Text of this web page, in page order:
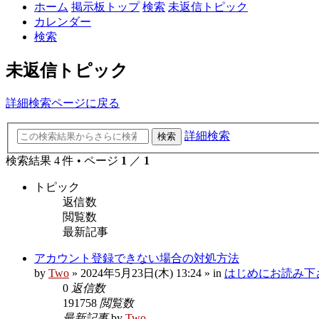
ホーム 掲示板トップ 検索 未返信トピック
カレンダー
検索
未返信トピック
詳細検索ページに戻る
検索 詳細検索
検索結果 4 件 • ページ 1 ／ 1
トピック
返信数
閲覧数
最新記事
アカウント登録できない場合の対処方法
by Two » 2024年5月23日(木) 13:24 » in はじめにお読み下
0 返信数
191758 閲覧数